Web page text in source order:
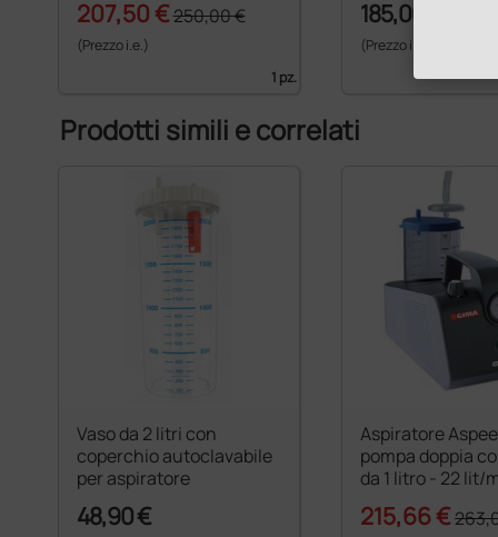
207,50 €250,00 €
(Prezzo i.e.)
1 pz.
185,00 €
(Prezzo i.e.)
Prodotti simili e correlati
Vaso da 2 litri con
coperchio autoclavabile
per aspiratore
48,90 €
Aspiratore
pompa doppia
da 1 litro - 22 lit/
215,66 €